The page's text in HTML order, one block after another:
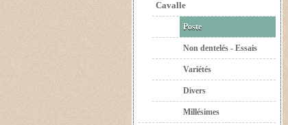
Cavalle
Poste
Non dentelés - Essais
Variétés
Divers
Millésimes